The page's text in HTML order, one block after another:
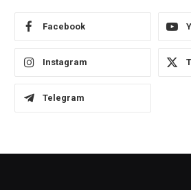
Facebook
Instagram
Telegram